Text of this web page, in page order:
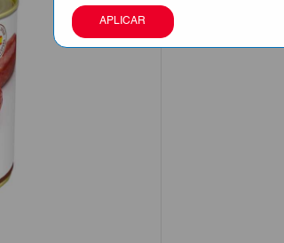
APLICAR